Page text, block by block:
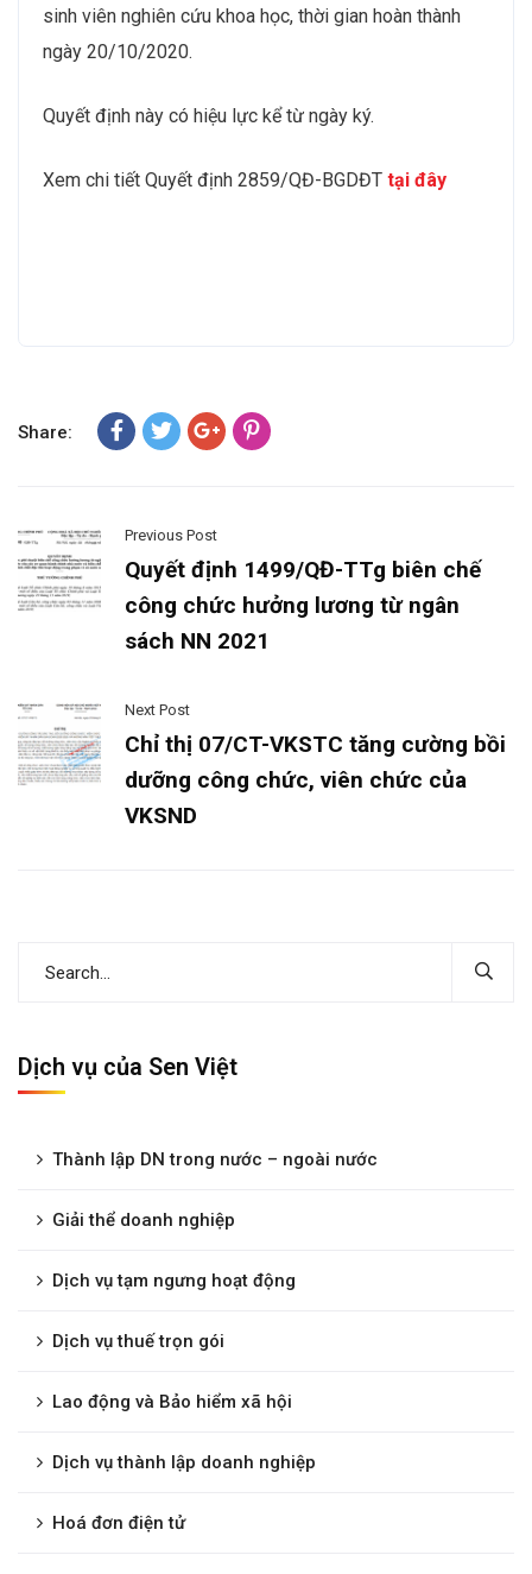
sinh viên nghiên cứu khoa học, thời gian hoàn thành
ngày 20/10/2020.
Quyết định này có hiệu lực kể từ ngày ký.
Xem chi tiết Quyết định 2859/QĐ-BGDĐT tại đây
Share:
Previous Post
Quyết định 1499/QĐ-TTg biên chế
công chức hưởng lương từ ngân
sách NN 2021
Next Post
Chỉ thị 07/CT-VKSTC tăng cường bồi
dưỡng công chức, viên chức của
VKSND
Dịch vụ của Sen Việt
Thành lập DN trong nước – ngoài nước
Giải thể doanh nghiệp
Dịch vụ tạm ngưng hoạt động
Dịch vụ thuế trọn gói
Lao động và Bảo hiểm xã hội
Dịch vụ thành lập doanh nghiệp
Hoá đơn điện tử